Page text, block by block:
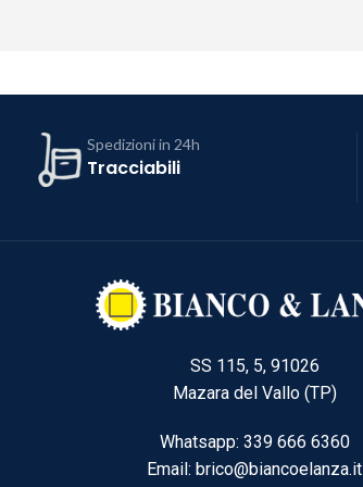
Spedizioni in 24h
Tracciabili
SS 115, 5, 91026
Mazara del Vallo (TP)
Whatsapp: 339 666 6360
Email: brico@biancoelanza.it